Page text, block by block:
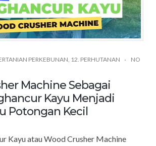
PERKEBUNAN 12. PERHUTANAN
NO
Machine Sebagai
Kayu Menjadi
Potongan Kecil
Kayu atau Wood Crusher Machine